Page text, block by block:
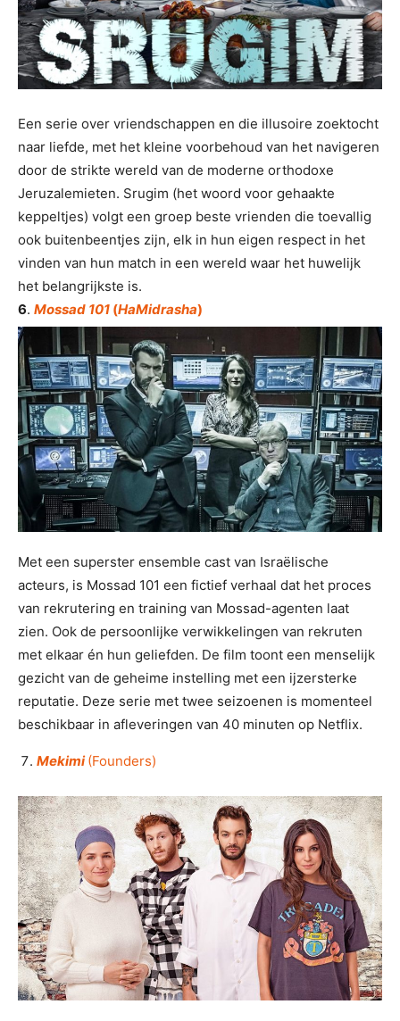
Een serie over vriendschappen en die illusoire zoektocht
naar liefde, met het kleine voorbehoud van het navigeren
door de strikte wereld van de moderne orthodoxe
Jeruzalemieten. Srugim (het woord voor gehaakte
keppeltjes) volgt een groep beste vrienden die toevallig
ook buitenbeentjes zijn, elk in hun eigen respect in het
vinden van hun match in een wereld waar het huwelijk
het belangrijkste is.
6. Mossad 101 (HaMidrasha)
Met een superster ensemble cast van Israëlische
acteurs, is Mossad 101 een fictief verhaal dat het proces
van rekrutering en training van Mossad-agenten laat
zien. Ook de persoonlijke verwikkelingen van rekruten
met elkaar én hun geliefden. De film toont een menselijk
gezicht van de geheime instelling met een ijzersterke
reputatie. Deze serie met twee seizoenen is momenteel
beschikbaar in afleveringen van 40 minuten op Netflix.
Mekimi(Founders)